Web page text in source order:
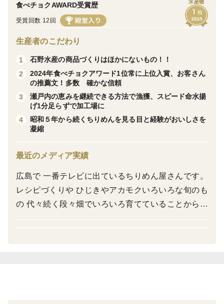
えない方が多い！
でもこれはひじきもちりめんも石野水産
こうして販売前の予約です6月13日から発送になります
ちりめんに同梱もOK
15日以降であれば日付指定もOKです
＊＊＊＊＊＊＊＊＊＊＊＊＊＊＊＊
ひじき、ちりめん
ただ乾燥状態の表記をすると
原料はすべて石野水産
網元ちりめん
食べチョクAWARD受賞歴
受賞回数 12回
水産物
生産者のこだわり
1
石野水産の商品づくりはほかにないもの！！
2
2024年食べチョクアワード1位常に上位入賞、お客さん
の推薦文！多数 確かな信頼
3
瀬戸内の恵みを継続できる方法で漁獲、スピード命水揚
げ1分足らずで加工場に
4
昭和５年から続くちりめんを見る目と経験がおいしさを
凝縮
最近のメディア実績
広島で 一番テレビに出ているちりめん屋さんです。
レシピづくりや ひじきやアカモクいろいろな旬のも
の 代々続く段々畑でいろいろ育てていることから